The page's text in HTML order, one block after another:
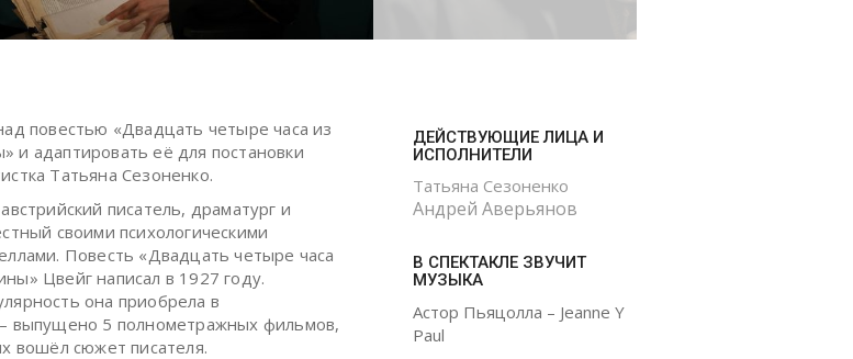
повестью «Двадцать четыре часа из
и адаптировать её для постановки
Татьяна Сезоненко.
писатель, драматург и
своими психологическими
Повесть «Двадцать четыре часа
Цвейг написал в 1927 году.
она приобрела в
выпущено 5 полнометражных фильмов,
вошёл сюжет писателя.
ДЕЙСТВУЮЩИЕ ЛИЦА И
ИСПОЛНИТЕЛИ
Татьяна Сезоненко
Андрей Аверьянов
В СПЕКТАКЛЕ ЗВУЧИТ
МУЗЫКА
Астор Пьяцолла – Jeanne Y
Paul